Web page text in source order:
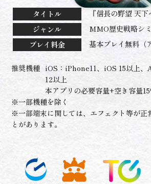
タイトル
『信長の野望 天下
ジャンル
MMO歴史戦略シ
プレイ料金
基本プレイ無料（
推奨機種 iOS：iPhone11、iOS 15以上
12以上
本アプリの必要容量+空き容量
※一部機種を除く
※一部端末に関しては、エフェクト等が正
とがあります。